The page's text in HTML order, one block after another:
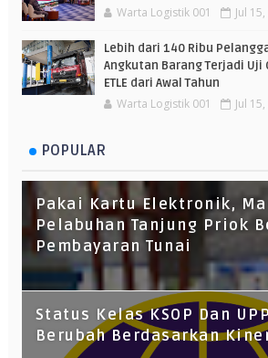
Warta Logistik 001 Jul
Lebih dari 140 Ribu
Angkutan Barang Terjadi Uji
ETLE dari Awal Tahun
Warta Logistik 001 Jul
POPULAR
Pakai Kartu Elektronik,
Pelabuhan Tanjung Priok
Pembayaran Tunai
Status Kelas KSOP Dan
Berubah Berdasarkan